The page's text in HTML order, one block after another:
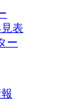
表
ー